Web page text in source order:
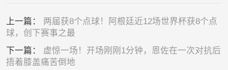
上一篇： 两届获8个点球！阿根廷近12场世界杯获8个点
球，创下赛事之最
下一篇： 虚惊一场！开场刚刚1分钟，恩佐在一次对抗后
捂着膝盖痛苦倒地